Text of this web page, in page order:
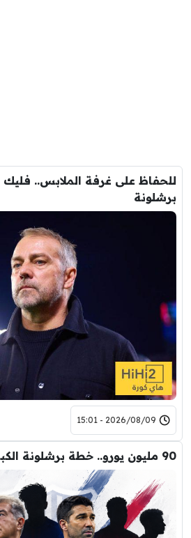
للحفاظ على غرفة الملابس..
برشلونة
2026/08/09 - 15:01
90 مليون يورو.. خطة برشلونة الكبرى